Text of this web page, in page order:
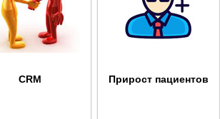
CRM Прирост пациентов